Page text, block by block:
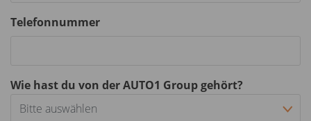
Telefonnummer
Wie hast du von der AUTO1 Group gehört?
Bitte auswählen